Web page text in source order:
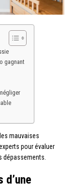
gagnant
mauvaises
pour évaluer
dépassements.